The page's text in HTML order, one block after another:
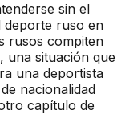
sin el
deporte ruso en
rusos compiten
una situación que
una deportista
nacionalidad
capítulo de